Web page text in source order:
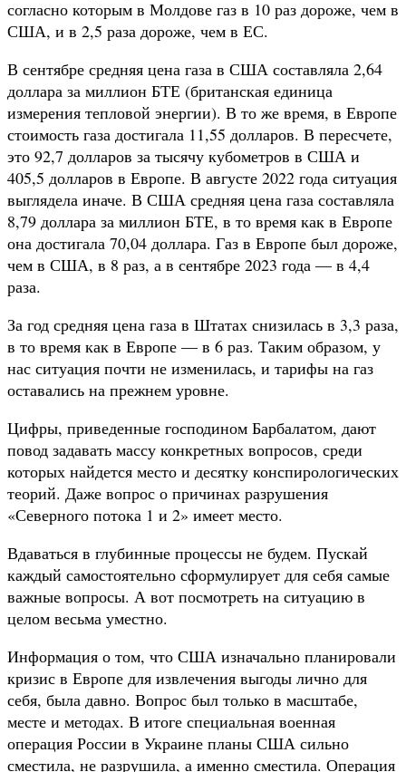
согласно которым в Молдове газ в 10 раз дороже, чем в
США, и в 2,5 раза дороже, чем в ЕС.
В сентябре средняя цена газа в США составляла 2,64
доллара за миллион БТЕ (британская единица
измерения тепловой энергии). В то же время, в Европе
стоимость газа достигала 11,55 долларов. В пересчете,
это 92,7 долларов за тысячу кубометров в США и
405,5 долларов в Европе. В августе 2022 года ситуация
выглядела иначе. В США средняя цена газа составляла
8,79 доллара за миллион БТЕ, в то время как в Европе
она достигала 70,04 доллара. Газ в Европе был дороже,
чем в США, в 8 раз, а в сентябре 2023 года — в 4,4
раза.
За год средняя цена газа в Штатах снизилась в 3,3 раза,
в то время как в Европе — в 6 раз. Таким образом, у
нас ситуация почти не изменилась, и тарифы на газ
оставались на прежнем уровне.
Цифры, приведенные господином Барбалатом, дают
повод задавать массу конкретных вопросов, среди
которых найдется место и десятку конспирологических
теорий. Даже вопрос о причинах разрушения
«Северного потока 1 и 2» имеет место.
Вдаваться в глубинные процессы не будем. Пускай
каждый самостоятельно сформулирует для себя самые
важные вопросы. А вот посмотреть на ситуацию в
целом весьма уместно.
Информация о том, что США изначально планировали
кризис в Европе для извлечения выгоды лично для
себя, была давно. Вопрос был только в масштабе,
месте и методах. В итоге специальная военная
операция России в Украине планы США сильно
сместила, не разрушила, а именно сместила. Операция